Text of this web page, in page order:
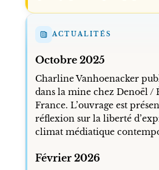
ACTUALITÉS
Octobre 2025
Charline Vanhoenacker
dans la mine chez Denoël /
France. L’ouvrage est
réflexion sur la liberté
climat médiatique
Février 2026